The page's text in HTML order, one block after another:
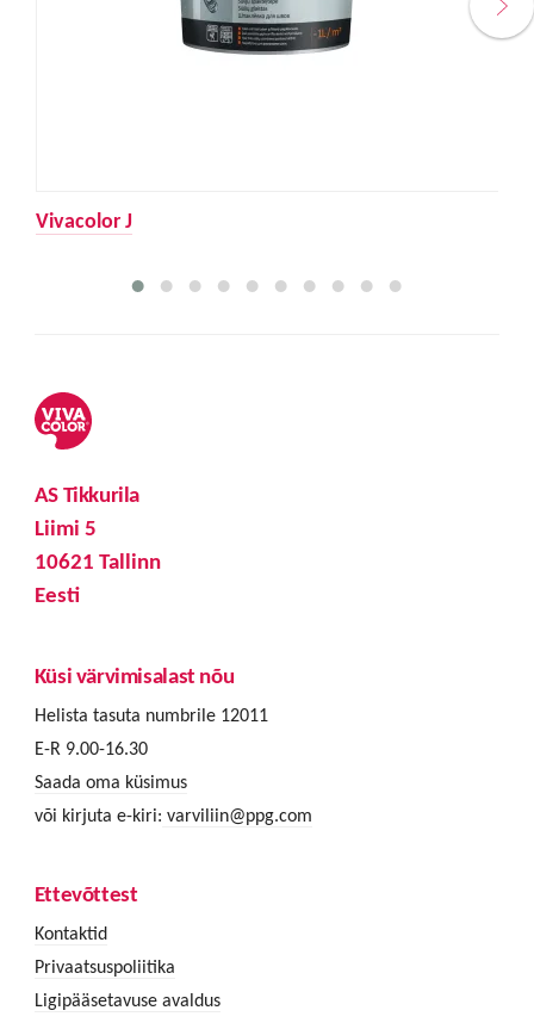
Vivacolor J
AS Tikkurila
Liimi 5
10621 Tallinn
Eesti
Küsi värvimisalast nõu
Helista tasuta numbrile 12011
E-R 9.00-16.30
Saada oma küsimus
või kirjuta e-kiri: varviliin@ppg.com
Ettevõttest
Kontaktid
Privaatsuspoliitika
Ligipääsetavuse avaldus